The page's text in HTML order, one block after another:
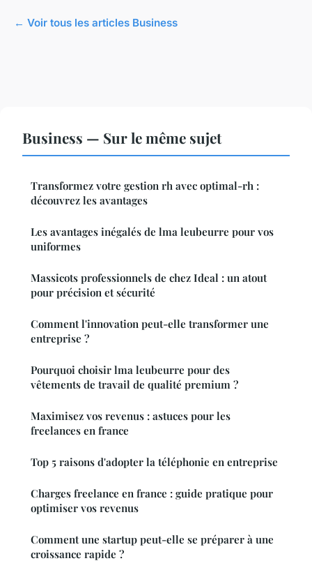
← Voir tous les articles Business
Business — Sur le même sujet
Transformez votre gestion rh avec optimal-rh :
découvrez les avantages
Les avantages inégalés de lma leubeurre pour vos
uniformes
Massicots professionnels de chez Ideal : un atout
pour précision et sécurité
Comment l'innovation peut-elle transformer une
entreprise ?
Pourquoi choisir lma leubeurre pour des
vêtements de travail de qualité premium ?
Maximisez vos revenus : astuces pour les
freelances en france
Top 5 raisons d'adopter la téléphonie en entreprise
Charges freelance en france : guide pratique pour
optimiser vos revenus
Comment une startup peut-elle se préparer à une
croissance rapide ?